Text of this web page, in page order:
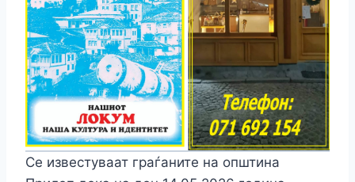
Се известуваат граѓаните на општина